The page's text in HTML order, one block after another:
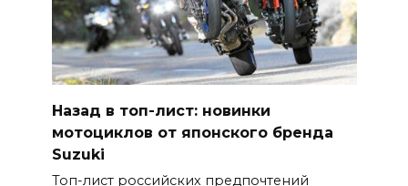
Назад в топ-лист: новинки
мотоциклов от японского бренда
Suzuki
Топ-лист российских предпочтений